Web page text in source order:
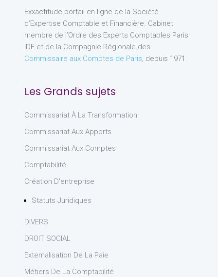
Exxactitude portail en ligne de la Société
d’Expertise Comptable et Financière. Cabinet
membre de l’Ordre des Experts Comptables Paris
IDF et de la Compagnie Régionale des
Commissaire aux Comptes de Paris, depuis 1971.
Les Grands sujets
Commissariat À La Transformation
Commissariat Aux Apports
Commissariat Aux Comptes
Comptabilité
Création D'entreprise
Statuts Juridiques
DIVERS
DROIT SOCIAL
Externalisation De La Paie
Métiers De La Comptabilité